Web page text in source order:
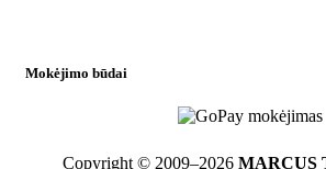
Mokėjimo būdai
Copyright © 2009–2026 MARCUS